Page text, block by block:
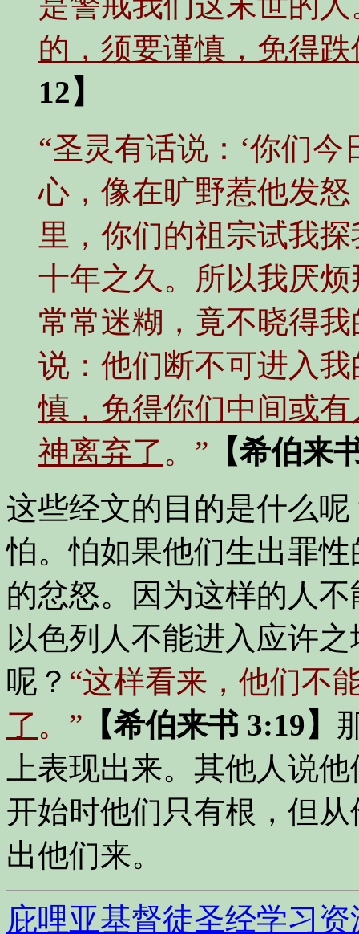
的，须要谨慎，免得跌
12】
“圣灵有话说：‘你们
心，像在旷野惹他发
里，你们的祖宗试我
十年之久。所以我厌
常常迷糊，竟不晓得
说：他们断不可进入我
慎，免得你们中间或
神离弃了 。” 【希伯来
这些经文的目的是什么
怕。怕如果他们生出罪
的忿怒。因为这样的人
以色列人不能进入应许
呢？ “这样看来，他们不
了 。” 【希伯来书 3:19】
上表现出来。其他人说
开始时他们只有根，但
出他们来。
庇哩亚基督徒圣经学习资